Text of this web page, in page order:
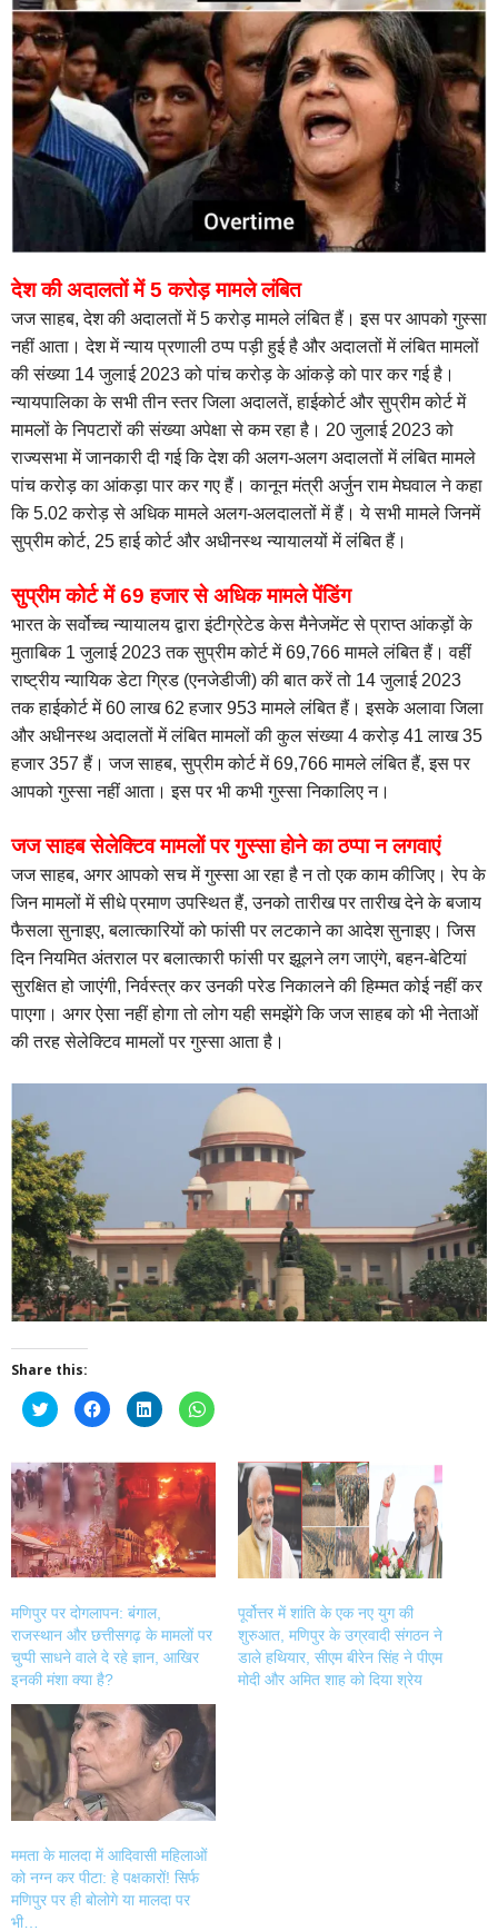
देश की अदालतों में 5 करोड़ मामले लंबित
जज साहब, देश की अदालतों में 5 करोड़ मामले लंबित हैं। इस पर आपको गुस्सा
नहीं आता। देश में न्याय प्रणाली ठप्प पड़ी हुई है और अदालतों में लंबित मामलों
की संख्या 14 जुलाई 2023 को पांच करोड़ के आंकड़े को पार कर गई है।
न्यायपालिका के सभी तीन स्तर जिला अदालतें, हाईकोर्ट और सुप्रीम कोर्ट में
मामलों के निपटारों की संख्या अपेक्षा से कम रहा है। 20 जुलाई 2023 को
राज्यसभा में जानकारी दी गई कि देश की अलग-अलग अदालतों में लंबित मामले
पांच करोड़ का आंकड़ा पार कर गए हैं। कानून मंत्री अर्जुन राम मेघवाल ने कहा
कि 5.02 करोड़ से अधिक मामले अलग-अलदालतों में हैं। ये सभी मामले जिनमें
सुप्रीम कोर्ट, 25 हाई कोर्ट और अधीनस्थ न्यायालयों में लंबित हैं।
सुप्रीम कोर्ट में 69 हजार से अधिक मामले पेंडिंग
भारत के सर्वोच्च न्यायालय द्वारा इंटीग्रेटेड केस मैनेजमेंट से प्राप्त आंकड़ों के
मुताबिक 1 जुलाई 2023 तक सुप्रीम कोर्ट में 69,766 मामले लंबित हैं। वहीं
राष्ट्रीय न्यायिक डेटा ग्रिड (एनजेडीजी) की बात करें तो 14 जुलाई 2023
तक हाईकोर्ट में 60 लाख 62 हजार 953 मामले लंबित हैं। इसके अलावा जिला
और अधीनस्थ अदालतों में लंबित मामलों की कुल संख्या 4 करोड़ 41 लाख 35
हजार 357 हैं। जज साहब, सुप्रीम कोर्ट में 69,766 मामले लंबित हैं, इस पर
आपको गुस्सा नहीं आता। इस पर भी कभी गुस्सा निकालिए न।
जज साहब सेलेक्टिव मामलों पर गुस्सा होने का ठप्पा न लगवाएं
जज साहब, अगर आपको सच में गुस्सा आ रहा है न तो एक काम कीजिए। रेप के
जिन मामलों में सीधे प्रमाण उपस्थित हैं, उनको तारीख पर तारीख देने के बजाय
फैसला सुनाइए, बलात्कारियों को फांसी पर लटकाने का आदेश सुनाइए। जिस
दिन नियमित अंतराल पर बलात्कारी फांसी पर झूलने लग जाएंगे, बहन-बेटियां
सुरक्षित हो जाएंगी, निर्वस्त्र कर उनकी परेड निकालने की हिम्मत कोई नहीं कर
पाएगा। अगर ऐसा नहीं होगा तो लोग यही समझेंगे कि जज साहब को भी नेताओं
की तरह सेलेक्टिव मामलों पर गुस्सा आता है।
Share this:
Click
to
share
Twitter
(Opens
in
new
window)
Click
to
share
Facebook
(Opens
in
new
window)
Click
to
share
LinkedIn
(Opens
in
new
window)
Click
to
WhatsApp
(Opens
in
new
window)
मणिपुर पर दोगलापन: बंगाल,
राजस्थान और छत्तीसगढ़ के मामलों पर
चुप्पी साधने वाले दे रहे ज्ञान, आखिर
इनकी मंशा क्या है?
पूर्वोत्तर में शांति के एक नए युग की
शुरुआत, मणिपुर के उग्रवादी संगठन ने
डाले हथियार, सीएम बीरेन सिंह ने पीएम
मोदी और अमित शाह को दिया श्रेय
ममता के मालदा में आदिवासी महिलाओं
को नग्न कर पीटा: हे पक्षकारों! सिर्फ
मणिपुर पर ही बोलोगे या मालदा पर
भी…